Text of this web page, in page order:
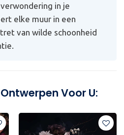
in je
elke muur in een
van wilde schoonheid
Voor U: